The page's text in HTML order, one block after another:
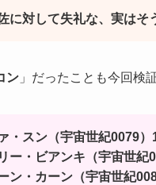
に対して失礼な、実はそ
ン 」だったことも今回検
・スン（宇宙世紀0079
ー・ビアンキ（宇宙世
ン・カーン（宇宙世紀